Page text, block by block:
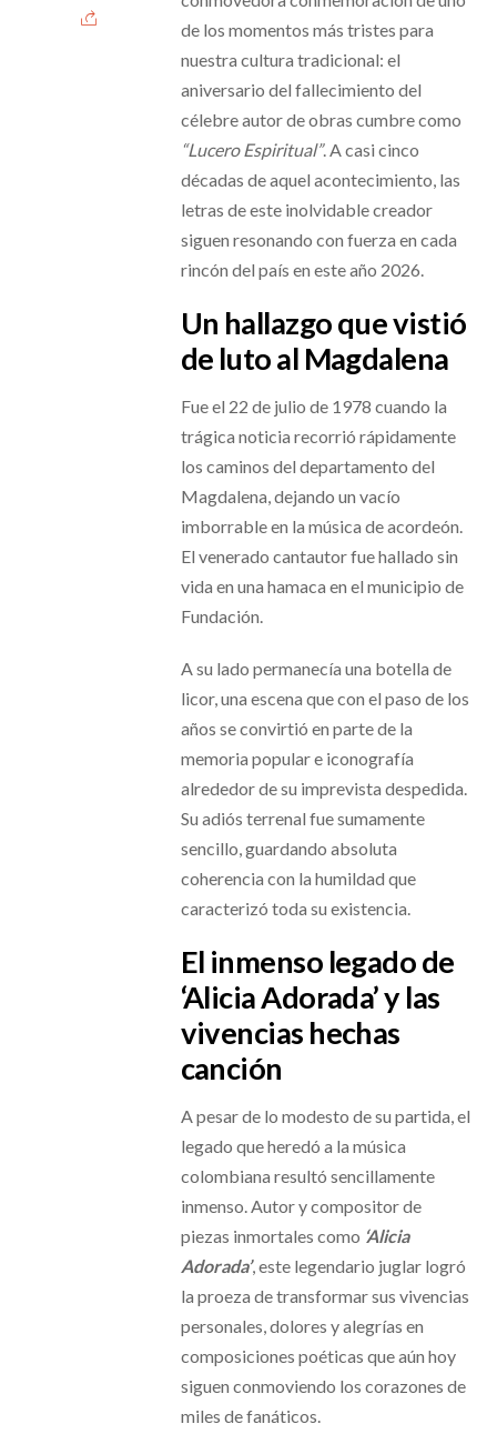
de los momentos más tristes para
nuestra cultura tradicional: el
aniversario del fallecimiento del
célebre autor de obras cumbre como
“Lucero Espiritual”. A casi cinco
décadas de aquel acontecimiento, las
letras de este inolvidable creador
siguen resonando con fuerza en cada
rincón del país en este año 2026.
Un hallazgo que vistió
de luto al Magdalena
Fue el 22 de julio de 1978 cuando la
trágica noticia recorrió rápidamente
los caminos del departamento del
Magdalena, dejando un vacío
imborrable en la música de acordeón.
El venerado cantautor fue hallado sin
vida en una hamaca en el municipio de
Fundación.
A su lado permanecía una botella de
licor, una escena que con el paso de los
años se convirtió en parte de la
memoria popular e iconografía
alrededor de su imprevista despedida.
Su adiós terrenal fue sumamente
sencillo, guardando absoluta
coherencia con la humildad que
caracterizó toda su existencia.
El inmenso legado de
‘Alicia Adorada’ y las
vivencias hechas
canción
A pesar de lo modesto de su partida, el
legado que heredó a la música
colombiana resultó sencillamente
inmenso. Autor y compositor de
piezas inmortales como ‘Alicia
Adorada’, este legendario juglar logró
la proeza de transformar sus vivencias
personales, dolores y alegrías en
composiciones poéticas que aún hoy
siguen conmoviendo los corazones de
miles de fanáticos.